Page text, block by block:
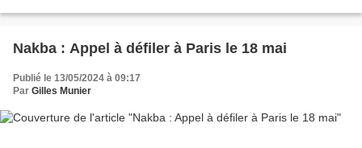
Nakba : Appel à défiler à Paris le 18 mai
Publié le 13/05/2024 à 09:17
Par Gilles Munier